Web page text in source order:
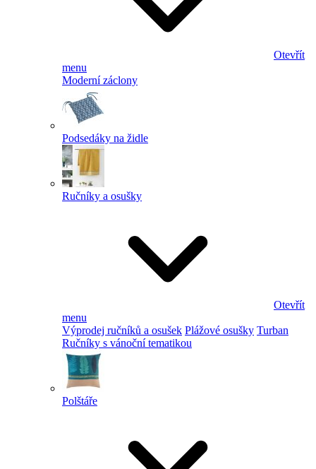
Otevřít
menu
Moderní záclony
Podsedáky na židle
Ručníky a osušky
Otevřít
menu
Výprodej ručníků a osušek Plážové osušky Turban
Ručníky s vánoční tematikou
Polštáře